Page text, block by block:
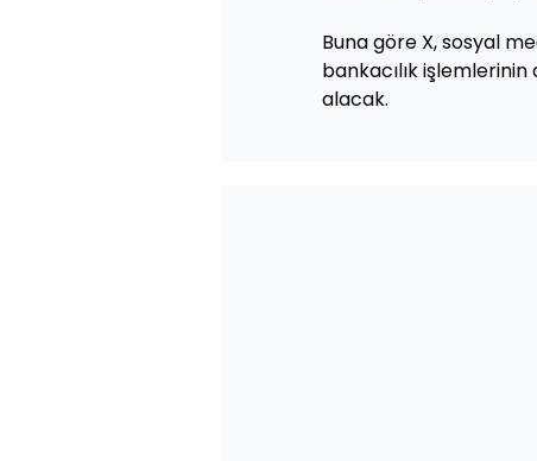
Buna göre X, sosyal
bankacılık
alacak.